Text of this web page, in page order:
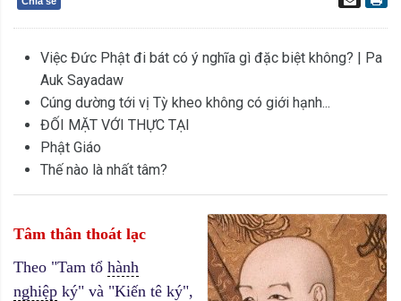
Việc Đức Phật đi bát có ý nghĩa gì đặc biệt không? | Pa
Auk Sayadaw
Cúng dường tới vị Tỳ kheo không có giới hạnh...
ĐỐI MẶT VỚI THỰC TẠI
Phật Giáo
Thế nào là nhất tâm?
Tâm thân thoát lạc
Theo "Tam tổ hành
nghiệp ký" và "Kiến tê ký",